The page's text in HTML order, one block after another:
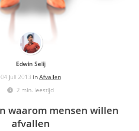
Edwin Selij
04 juli 2013 inAfvallen
2 min. leestijd
waarom mensen willen
afvallen